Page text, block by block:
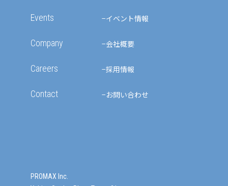
Events イベント情報
Company 会社概要
Careers 採用情報
Contact お問い合わせ
PROMAX Inc.